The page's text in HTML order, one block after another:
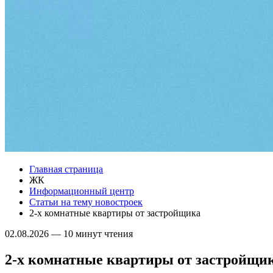
Главная страница
ЖК
Информационный центр
Статьи на тему новостроек
2-х комнатные квартиры от застройщика
02.08.2026 — 10 минут чтения
2-х комнатные квартиры от